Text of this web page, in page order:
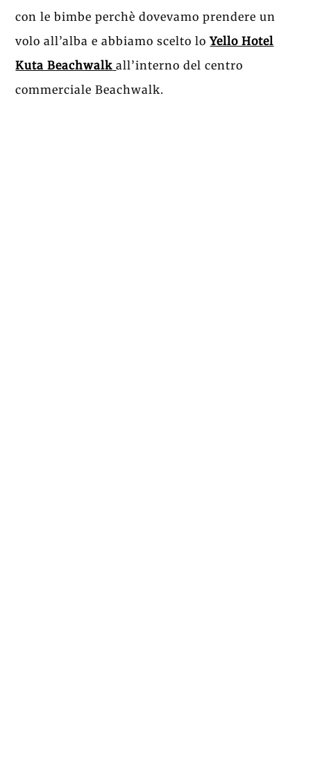
con le bimbe perchè dovevamo prendere un
volo all’alba e abbiamo scelto loYello Hotel
Kuta Beachwalk all’interno del centro
commerciale Beachwalk.